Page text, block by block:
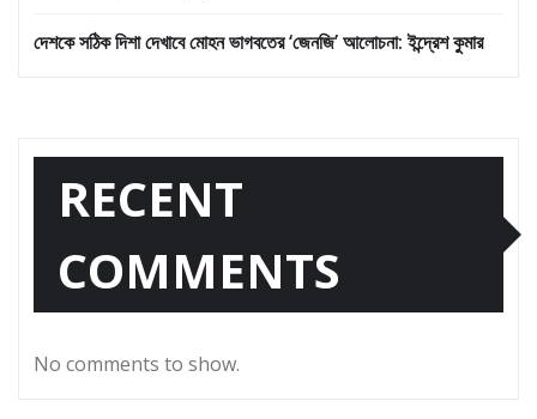
দেশকে সঠিক দিশা দেখাবে মোহন ভাগবতের ‘জেনজি’ আলোচনা: ইন্দ্রেশ কুমার
RECENT
COMMENTS
No comments to show.